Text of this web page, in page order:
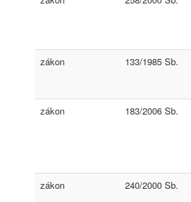
zákon
133/1985 Sb.
zákon
183/2006 Sb.
zákon
240/2000 Sb.